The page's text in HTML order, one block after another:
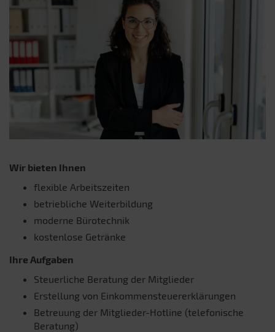
Wir bieten Ihnen
flexible Arbeitszeiten
betriebliche Weiterbildung
moderne Bürotechnik
kostenlose Getränke
Ihre Aufgaben
Steuerliche Beratung der Mitglieder
Erstellung von Einkommensteuererklärungen
Betreuung der Mitglieder-Hotline (telefonische
Beratung)